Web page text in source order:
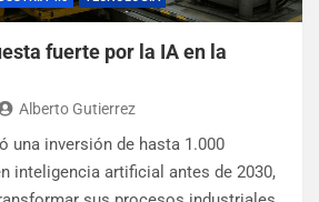
fuerte por la IA en la
Alberto Gutierrez
una inversión de hasta 1.000
inteligencia artificial antes de 2030,